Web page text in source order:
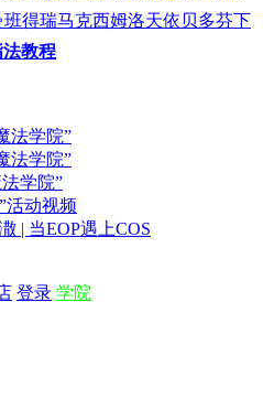
班得瑞马克西姆洛天依贝多芬下
教程
法学院”
法学院”
学院”
活动视频
| 当EOP遇上COS
登录 学院